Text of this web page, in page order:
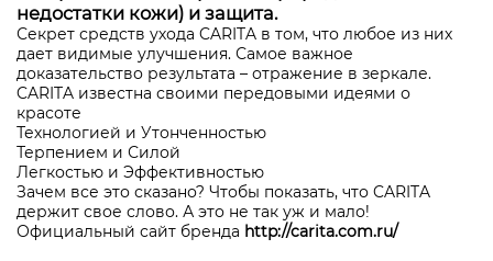
недостатки кожи) и защита.
Секрет средств ухода CARITA в том, что любое из них
дает видимые улучшения. Самое важное
доказательство результата – отражение в зеркале.
CARITA известна своими передовыми идеями о
красоте
Технологией и Утонченностью
Терпением и Силой
Легкостью и Эффективностью
Зачем все это сказано? Чтобы показать, что CARITA
держит свое слово. А это не так уж и мало!
Официальный сайт бренда http://carita.com.ru/